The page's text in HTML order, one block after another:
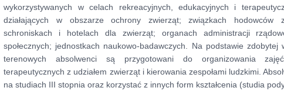
wykorzystywanych w celach rekreacyjnych, edukacyjnych i
działających w obszarze ochrony zwierząt; związkach hodowców
schroniskach i hotelach dla zwierząt; organach administracji
społecznych; jednostkach naukowo-badawczych. Na podstawie
terenowych absolwenci są przygotowani do organizowania
terapeutycznych z udziałem zwierząt i kierowania zespołami ludzkimi.
na studiach III stopnia oraz korzystać z innych form kształcenia (studia